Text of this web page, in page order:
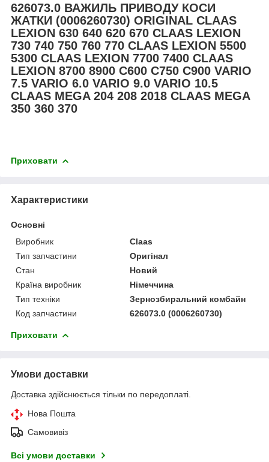
626073.0 ВАЖИЛЬ ПРИВОДУ КОСИ
ЖАТКИ (0006260730) ORIGINAL CLAAS
LEXION 630 640 620 670 CLAAS LEXION
730 740 750 760 770 CLAAS LEXION 5500
5300 CLAAS LEXION 7700 7400 CLAAS
LEXION 8700 8900 С600 С750 С900 VARIO
7.5 VARIO 6.0 VARIO 9.0 VARIO 10.5
CLAAS MEGA 204 208 2018 CLAAS MEGA
350 360 370
Приховати
Характеристики
Основні
Виробник
Claas
Тип запчастини
Оригінал
Стан
Новий
Країна виробник
Німеччина
Тип техніки
Зернозбиральний комбайн
Код запчастини
626073.0 (0006260730)
Приховати
Умови доставки
Доставка здійснюється тільки по передоплаті.
Нова Пошта
Самовивіз
Всі умови доставки